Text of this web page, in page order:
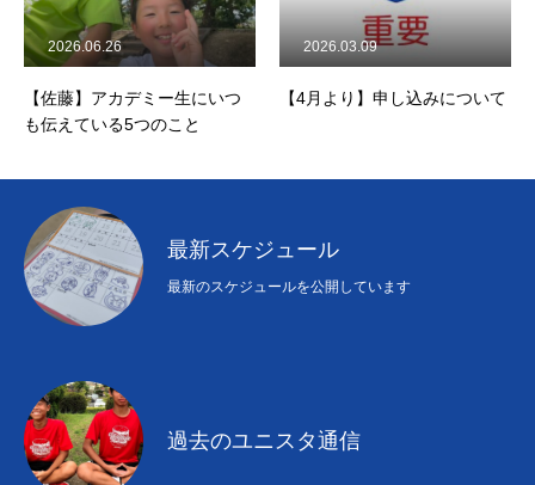
【佐藤】アカデミー生にいつ
も伝えている5つのこと
2026.06.26
【4月より】申し込みについて
2026.03.09
最新スケジュール
最新のスケジュールを公開しています
過去のユニスタ通信